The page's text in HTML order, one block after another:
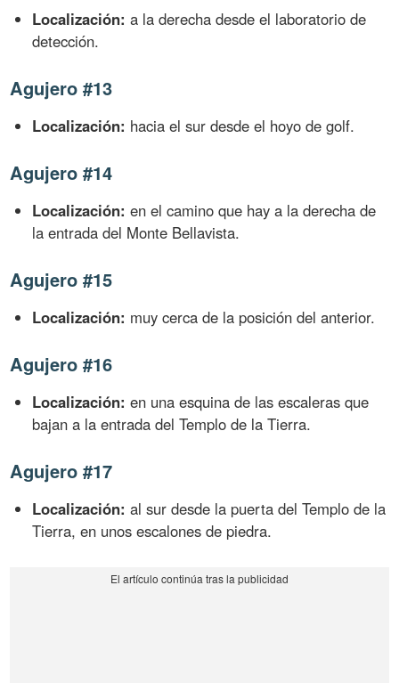
Localización: a la derecha desde el laboratorio de
detección.
Agujero #13
Localización: hacia el sur desde el hoyo de golf.
Agujero #14
Localización: en el camino que hay a la derecha de
la entrada del Monte Bellavista.
Agujero #15
Localización: muy cerca de la posición del anterior.
Agujero #16
Localización: en una esquina de las escaleras que
bajan a la entrada del Templo de la Tierra.
Agujero #17
Localización: al sur desde la puerta del Templo de la
Tierra, en unos escalones de piedra.